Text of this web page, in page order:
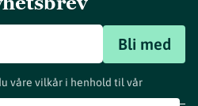
Bli med
våre vilkår i henhold til vår